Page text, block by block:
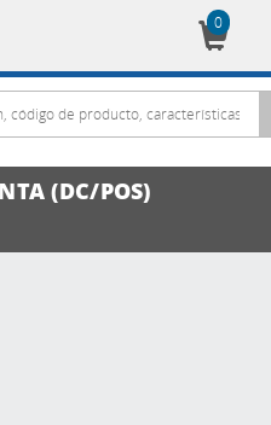
0
(DC/POS)